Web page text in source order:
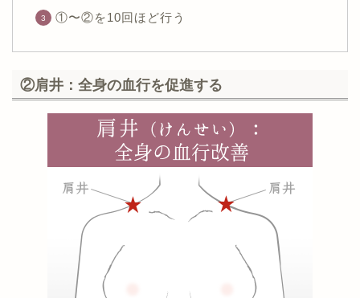
①〜②を10回ほど行う
②肩井：全身の血行を促進する